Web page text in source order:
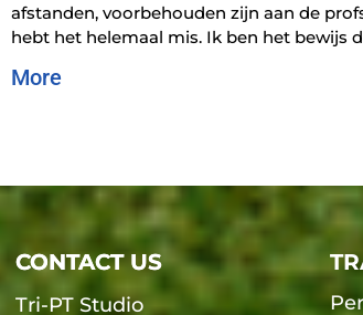
afstanden, voorbehouden zijn aan de
hebt het helemaal mis. Ik ben het bewijs
More
CONTACT US
CONTACT US
Tri-PT Studio